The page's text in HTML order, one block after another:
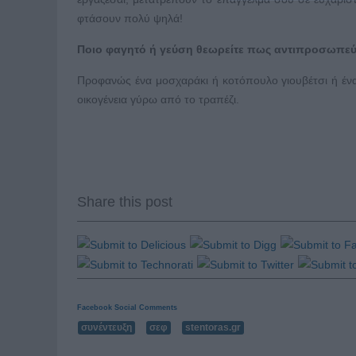
φτάσουν πολύ ψηλά!
Ποιο φαγητό ή γεύση θεωρείτε πως
Προφανώς ένα μοσχαράκι ή κοτόπουλο γιουβέτσι ή
οικογένεια γύρω από το τραπέζι.
Share this post
Facebook Social Comments
συνέντευξη σεφ stentoras.gr